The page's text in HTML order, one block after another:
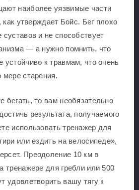
наиболее уязвимые части
как утверждает Бойс. Бег плохо
суставов и не способствует
— а нужно помнить, что
устойчиво к травмам, что очень
мере старения.
бегать, то вам необязательно
результата, получаемого
использовать тренажер для
или ездить на велосипеде»,
Преодоление 10 км в
тренажере для гребли или 500
удовлетворить вашу тягу к